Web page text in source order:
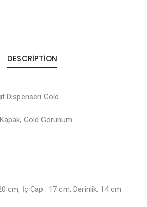
DESCRIPTION
Dispenseri Gold.
Gold Görünüm
cm, İç Çap : 17 cm, Derinlik: 14 cm